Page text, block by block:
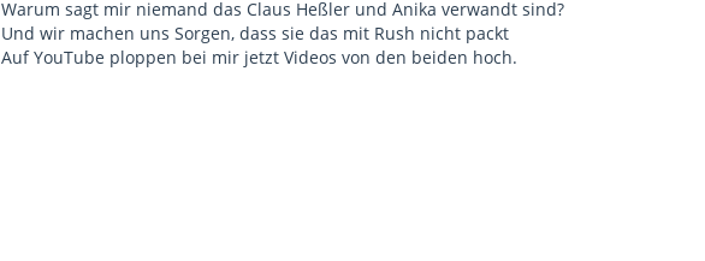
Warum sagt mir niemand das Claus Heßler und Anika verwandt sind?
Und wir machen uns Sorgen, dass sie das mit Rush nicht packt
Auf YouTube ploppen bei mir jetzt Videos von den beiden hoch.